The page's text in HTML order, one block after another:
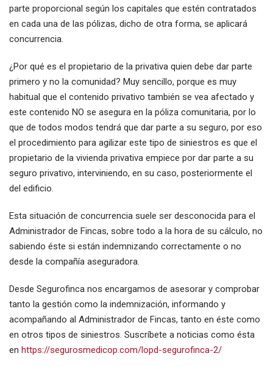
parte proporcional según los capitales que estén contratados
en cada una de las pólizas, dicho de otra forma, se aplicará
concurrencia.
¿Por qué es el propietario de la privativa quien debe dar parte
primero y no la comunidad? Muy sencillo, porque es muy
habitual que el contenido privativo también se vea afectado y
este contenido NO se asegura en la póliza comunitaria, por lo
que de todos modos tendrá que dar parte a su seguro, por eso
el procedimiento para agilizar este tipo de siniestros es que el
propietario de la vivienda privativa empiece por dar parte a su
seguro privativo, interviniendo, en su caso, posteriormente el
del edificio.
Esta situación de concurrencia suele ser desconocida para el
Administrador de Fincas, sobre todo a la hora de su cálculo, no
sabiendo éste si están indemnizando correctamente o no
desde la compañía aseguradora.
Desde Segurofinca nos encargamos de asesorar y comprobar
tanto la gestión como la indemnización, informando y
acompañando al Administrador de Fincas, tanto en éste como
en otros tipos de siniestros. Suscríbete a noticias como ésta
en https://segurosmedicop.com/lopd-segurofinca-2/